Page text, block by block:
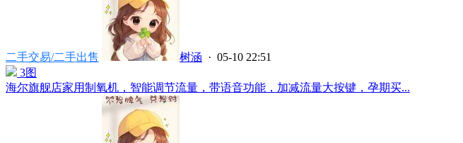
二手交易/二手出售 树涵 · 05-10 22:51
3图
海尔旗舰店家用制氧机，智能调节流量，带语音功能，加减流量大按键，孕期买...